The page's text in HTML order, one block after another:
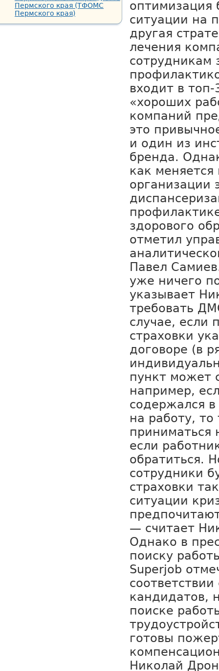
оптимизация
ситуации на
другая
лечения
сотрудникам
входит в
«хороших
компаний
это
и один из
бренда.
как
организации
здорового
отметил
Павел
уже ничего
указывает
требовать
случае, если
страховки
договоре (в
пункт может
например,
содержался
на работу,
приниматься
если
обратиться.
сотрудники
страховки
ситуации
— считает
Однако в
поиску
Superjob
кандидатов,
поиске
готовы
Николай
Пермского края (ТФОМС
Пермского края)